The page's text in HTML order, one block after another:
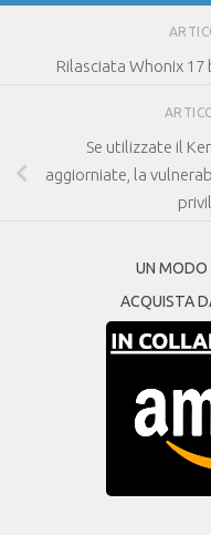
Rilasciata Whonix
Se utilizzate il
aggiorniate, la
UN MODO
ACQUISTA